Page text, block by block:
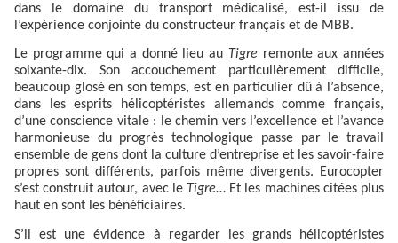
dans le domaine du transport médicalisé, est-il issu de
l’expérience conjointe du constructeur français et de MBB.
Le programme qui a donné lieu au Tigreremonte aux années
soixante-dix. Son accouchement particulièrement difficile,
beaucoup glosé en son temps, est en particulier dû à l’absence,
dans les esprits hélicoptéristes allemands comme français,
d’une conscience vitale : le chemin vers l’excellence et l’avance
harmonieuse du progrès technologique passe par le travail
ensemble de gens dont la culture d’entreprise et les savoir-faire
propres sont différents, parfois même divergents. Eurocopter
s’est construit autour, avec le Tigre… Et les machines citées plus
haut en sont les bénéficiaires.
S’il est une évidence à regarder les grands hélicoptéristes